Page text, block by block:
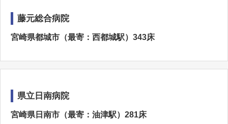
藤元総合病院
宮崎県都城市（最寄：西都城駅）343床
県立日南病院
宮崎県日南市（最寄：油津駅）281床